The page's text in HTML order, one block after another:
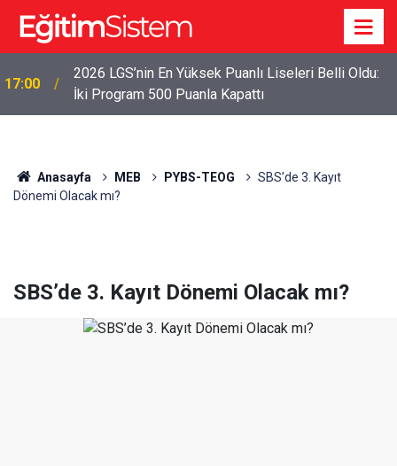
17:00
2026 LGS’nin En Yüksek Puanlı Liseleri Belli Oldu:
İki Program 500 Puanla Kapattı
Anasayfa MEB PYBS-TEOG
SBS’de 3. Kayıt
Dönemi Olacak mı?
SBS’de 3. Kayıt Dönemi Olacak mı?